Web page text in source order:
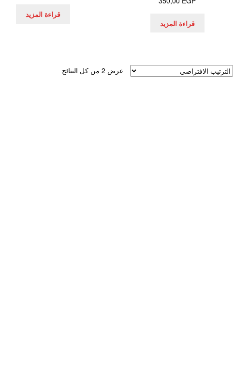
قراءة المزيد
قراءة المزيد
عرض ⁦2⁩ من كل النتائج